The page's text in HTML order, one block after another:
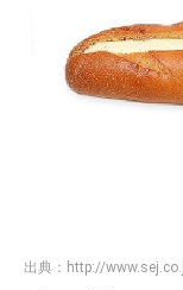
出典： http://